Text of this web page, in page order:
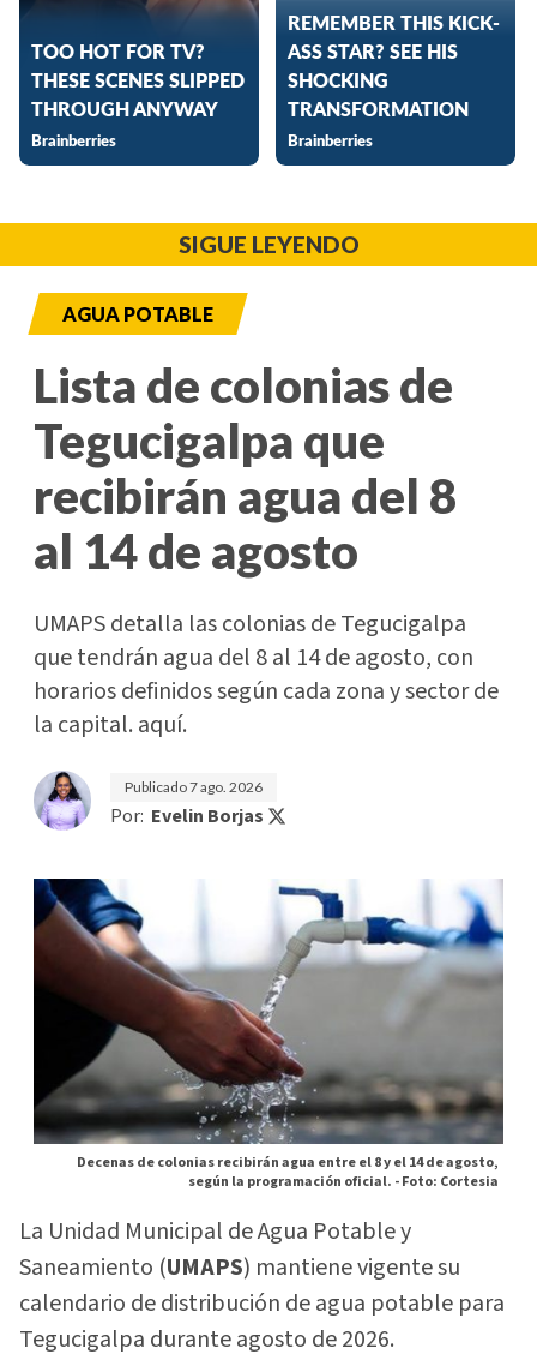
SIGUE LEYENDO
AGUA POTABLE
Lista de colonias de
Tegucigalpa que
recibirán agua del 8
al 14 de agosto
UMAPS detalla las colonias de Tegucigalpa
que tendrán agua del 8 al 14 de agosto, con
horarios definidos según cada zona y sector de
la capital. aquí.
Publicado7 ago. 2026
Por: Evelin Borjas
Decenas de colonias recibirán agua entre el 8 y el 14 de agosto,
según la programación oficial. -Foto: Cortesia
La Unidad Municipal de Agua Potable y
Saneamiento (UMAPS) mantiene vigente su
calendario de distribución de agua potable para
Tegucigalpa durante agosto de 2026.